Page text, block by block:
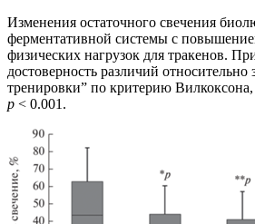
Изменения остаточного свечения
ферментативной системы с
физических нагрузок для тракенов.
достоверность различий относительно
тренировки” по критерию Вилкоксона,
p < 0.001.